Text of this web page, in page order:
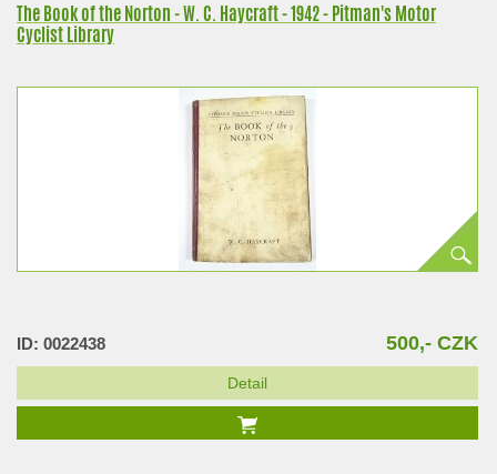
The Book of the Norton - W. C. Haycraft - 1942 - Pitman's Motor
Cyclist Library
ID: 0022438 500,- CZK
Detail